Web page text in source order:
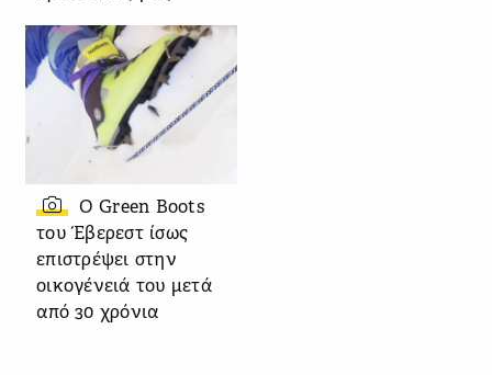
Ο Green Boots
του Έβερεστ ίσως
επιστρέψει στην
οικογένειά του μετά
από 30 χρόνια